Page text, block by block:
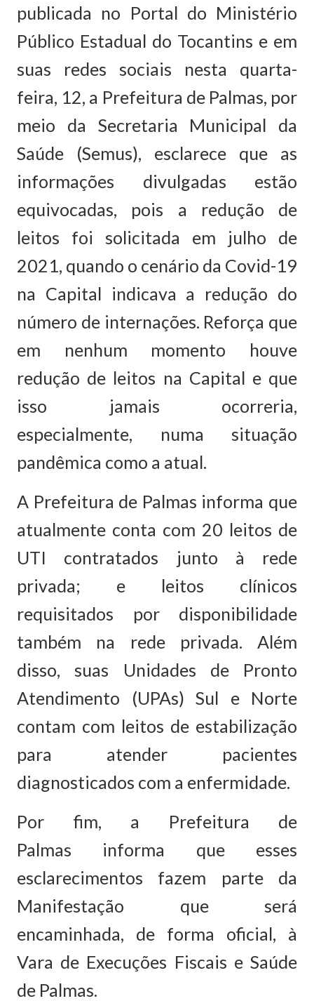
publicada no Portal do Ministério
Público Estadual do Tocantins e em
suas redes sociais nesta quarta-
feira, 12, a Prefeitura de Palmas, por
meio da Secretaria Municipal da
Saúde (Semus), esclarece que as
informações divulgadas estão
equivocadas, pois a redução de
leitos foi solicitada em julho de
2021, quando o cenário da Covid-19
na Capital indicava a redução do
número de internações. Reforça que
em nenhum momento houve
redução de leitos na Capital e que
isso jamais ocorreria,
especialmente, numa situação
pandêmica como a atual.
A Prefeitura de Palmas informa que
atualmente conta com 20 leitos de
UTI contratados junto à rede
privada; e leitos clínicos
requisitados por disponibilidade
também na rede privada. Além
disso, suas Unidades de Pronto
Atendimento (UPAs) Sul e Norte
contam com leitos de estabilização
para atender pacientes
diagnosticados com a enfermidade.
Por fim, a Prefeitura de
Palmas informa que esses
esclarecimentos fazem parte da
Manifestação que será
encaminhada, de forma oficial, à
Vara de Execuções Fiscais e Saúde
de Palmas.